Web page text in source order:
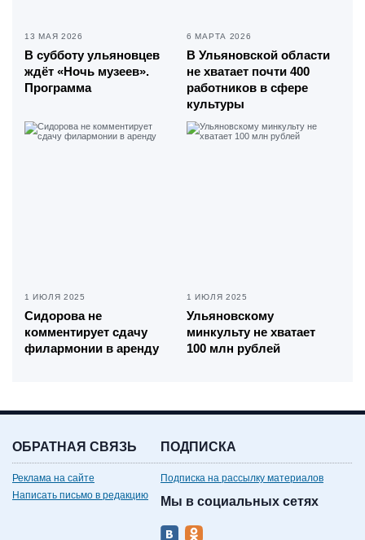
13 МАЯ 2026
В субботу ульяновцев
ждёт «Ночь музеев».
Программа
6 МАРТА 2026
В Ульяновской области
не хватает почти 400
работников в сфере
культуры
1 ИЮЛЯ 2025
Сидорова не
комментирует сдачу
филармонии в аренду
1 ИЮЛЯ 2025
Ульяновскому
минкульту не хватает
100 млн рублей
ОБРАТНАЯ СВЯЗЬ
Реклама на сайте
Написать письмо в редакцию
ПОДПИСКА
Подписка на рассылку материалов
Мы в социальных сетях